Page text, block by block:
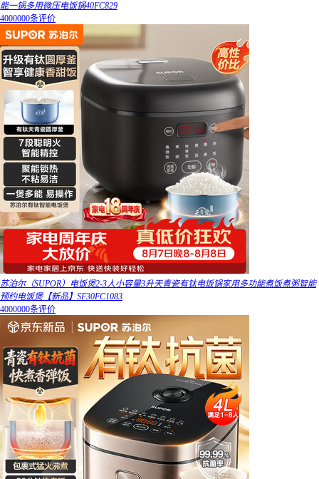
能一锅多用微压电饭锅40FC829
4000000条评价
苏泊尔（SUPOR）电饭煲2-3人小容量3升天青瓷有钛电饭锅家用多功能煮饭煮粥智能
预约电饭煲【新品】SF30FC1083
4000000条评价